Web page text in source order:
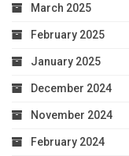
March 2025
February 2025
January 2025
December 2024
November 2024
February 2024